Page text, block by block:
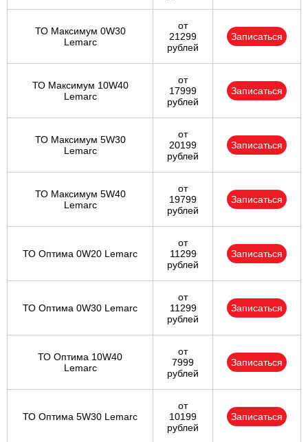
ТО Максимум 0W30
Lemarc
от
21299
рублей
Записаться
ТО Максимум 10W40
Lemarc
от
17999
рублей
Записаться
ТО Максимум 5W30
Lemarc
от
20199
рублей
Записаться
ТО Максимум 5W40
Lemarc
от
19799
рублей
Записаться
ТО Оптима 0W20 Lemarc
от
11299
рублей
Записаться
ТО Оптима 0W30 Lemarc
от
11299
рублей
Записаться
ТО Оптима 10W40
Lemarc
от
7999
рублей
Записаться
ТО Оптима 5W30 Lemarc
от
10199
рублей
Записаться